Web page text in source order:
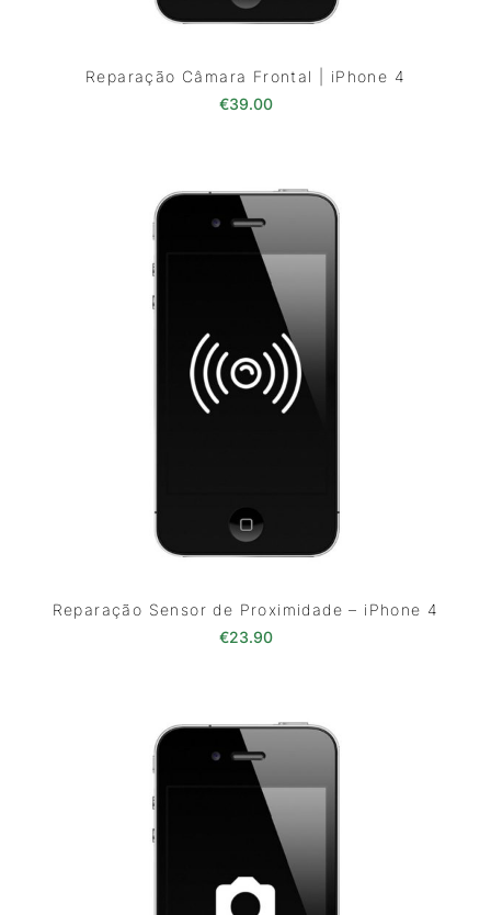
Reparação Câmara Frontal | iPhone 4
€39.00
Reparação Sensor de Proximidade – iPhone 4
€23.90